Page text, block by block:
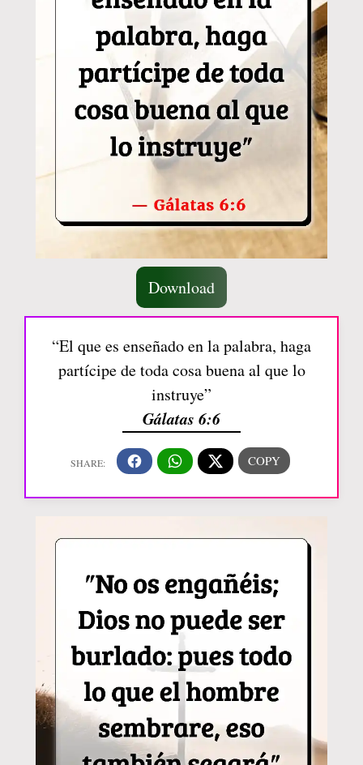
Download
“El que es enseñado en la palabra, haga
partícipe de toda cosa buena al que lo
instruye”
Gálatas 6:6